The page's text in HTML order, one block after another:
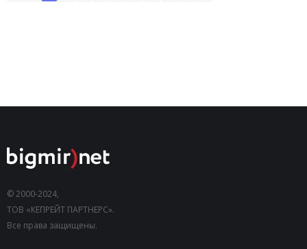
© 2000-2024,
ТОВ «КЕПРЕЙТ ПАРТНЕРС».
Все права защищены.